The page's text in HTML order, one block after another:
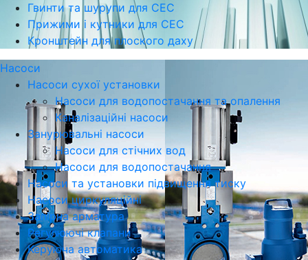
Гвинти та шурупи для СЕС
Прижими і кутники для СЕС
Кронштейн для плоского даху
Насоси
Насоси сухої установки
Насоси для водопостачання та опалення
Каналізаційні насоси
Занурювальні насоси
Насоси для стічних вод
Насоси для водопостачання
Насоси та установки підвищення тиску
Насоси циркуляційні
Запірна арматура
Регулюючі клапани
Керуюча автоматика